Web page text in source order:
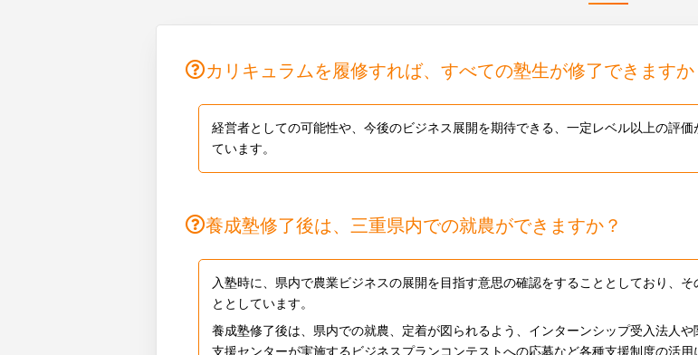
カリキュラムを履修すれば、すべての塾生が修了できますか
経営者としての可能性や、今後のビジネス展開を期待できる、一定レベル以上の評
ています。
養成塾修了後は、三重県内での就農ができますか？
入塾時に、県内で農業ビジネスの展開を目指す意思の確認をすることとしており、
ととしています。
養成塾修了後は、県内での就農、定着が図られるよう、インターンシップ受入法人
支援センターが実施するビジネスプランコンテストへの応募など各種支援制度の活